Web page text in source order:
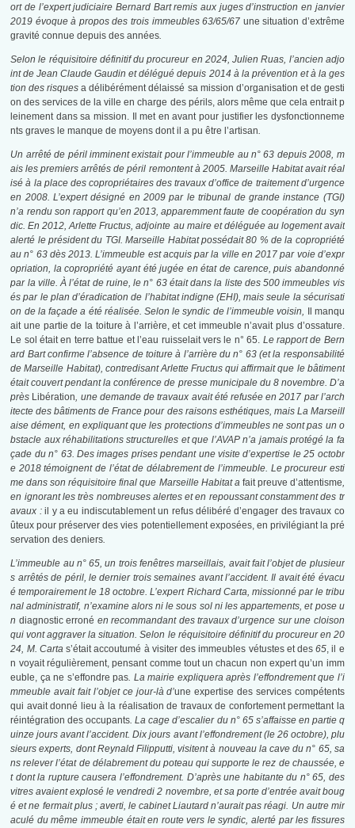
ort de l’expert judiciaire Bernard Bart remis aux juges d’instruction en janvier
2019 évoque à propos des trois immeubles 63/65/67 une situation d’extrême
gravité connue depuis des années.
Selon le réquisitoire définitif du procureur en 2024, Julien Ruas, l’ancien adjo
int de Jean Claude Gaudin et délégué depuis 2014 à la prévention et à la ges
tion des risquesa délibérément délaissé sa mission d’organisation et de gesti
on des services de la ville en charge des périls, alors même que cela entrait p
leinement dans sa mission. Il met en avant pour justifier les dysfonctionneme
nts graves le manque de moyens dont il a pu être l’artisan.
Un arrêté de péril imminent existait pour l’immeuble au n° 63 depuis 2008, m
ais les premiers arrêtés de péril remontent à 2005. Marseille Habitat avait réal
isé à la place des copropriétaires des travaux d’office de traitement d’urgence
en 2008. L’expert désigné en 2009 par le tribunal de grande instance (TGI)
n’a rendu son rapport qu’en 2013, apparemment faute de coopération du syn
dic. En 2012, Arlette Fructus, adjointe au maire et déléguée au logement avait
alerté le président du TGI. Marseille Habitat possédait 80 % de la copropriété
au n° 63 dès 2013. L’immeuble est acquis par la ville en 2017 par voie d’expr
opriation, la copropriété ayant été jugée en état de carence, puis abandonné
par la ville. À l’état de ruine, le n° 63 était dans la liste des500 immeubles vis
és par le plan d’éradication de l’habitat indigne (EHI), mais seule la sécurisati
on de la façade a été réalisée. Selon le syndic de l’immeuble voisin,
Il manqu
ait une partie de la toiture à l’arrière, et cet immeuble n’avait plus d’ossature.
Le sol était en terre battue et l’eau ruisselait vers le n° 65. Le rapport de Bern
ard Bart confirme l’absence de toiture à l’arrière du n° 63 (et la responsabilité
de Marseille Habitat), contredisant Arlette Fructus qui affirmait que le bâtiment
était couvert pendant la conférence de presse municipale du 8 novembre. D’a
près Libération, une demande de travaux avait été refusée en 2017 par l’arch
itecte des bâtiments de France pour des raisons esthétiques, mais La Marseill
aise dément, en expliquant que les protections d’immeubles ne sont pas un o
bstacle aux réhabilitations structurelles et que l’AVAP n’a jamais protégé la fa
çade du n° 63. Des images prises pendant une visite d’expertise le 25 octobr
e 2018 témoignent de l’état de délabrement de l’immeuble. Le procureur esti
me dans son réquisitoire final que Marseille Habitat a fait preuve d’attentisme,
en ignorant les très nombreuses alertes et en repoussant constamment des tr
avaux :il y a eu indiscutablement un refus délibéré d’engager des travaux co
ûteux pour préserver des vies potentiellement exposées, en privilégiant la pré
servation des deniers.
L’immeuble au n° 65, un trois fenêtres marseillais, avait fait l’objet de plusieur
s arrêtés de péril, le dernier trois semaines avant l’accident. Il avait été évacu
é temporairement le 18 octobre. L’expert Richard Carta, missionné par le tribu
nal administratif, n’examine alors ni le sous sol ni les appartements, et pose u
n diagnostic erroné en recommandant des travaux d’urgence sur une cloison
qui vont aggraver la situation. Selon le réquisitoire définitif du procureur en 20
24, M. Cartas’était accoutumé à visiter des immeubles vétustes et des65, il e
n voyait régulièrement, pensant comme tout un chacun non expert qu’un imm
euble, ça ne s’effondre pas. La mairie expliquera après l’effondrement que l’i
mmeuble avait fait l’objet ce jour-là d’une expertise des services compétents
qui avait donné lieu à la réalisation de travaux de confortement permettant la
réintégration des occupants. La cage d’escalier du n° 65 s’affaisse en partie q
uinze jours avant l’accident. Dix jours avant l’effondrement (le 26 octobre), plu
sieurs experts, dont Reynald Filipputti, visitent à nouveau la cave du n° 65, sa
ns relever l’état de délabrement du poteau qui supporte le rez de chaussée, e
t dont la rupture causera l’effondrement. D’après une habitante du n° 65, des
vitres avaient explosé le vendredi2 novembre, et sa porte d’entrée avait boug
é et ne fermait plus ; averti, le cabinet Liautard n’aurait pas réagi. Un autre mir
aculé du même immeuble était en route vers le syndic, alerté par les fissures